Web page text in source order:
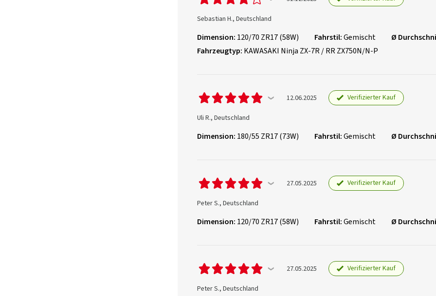
Sebastian H., Deutschland
Dimension: 120/70 ZR17 (58W) Fahrstil:Gemischt
Ø
Fahrzeugtyp: KAWASAKI Ninja ZX-7R / RR ZX750N/N-P
12.06.2025 Verifizierter Kauf
Uli R., Deutschland
Dimension: 180/55 ZR17 (73W) Fahrstil:Gemischt Ø
27.05.2025 Verifizierter Kauf
Peter S., Deutschland
Dimension: 120/70 ZR17 (58W) Fahrstil:Gemischt Ø
27.05.2025 Verifizierter Kauf
Peter S., Deutschland